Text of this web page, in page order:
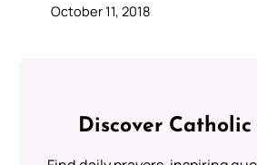
October 11, 2018
Discover